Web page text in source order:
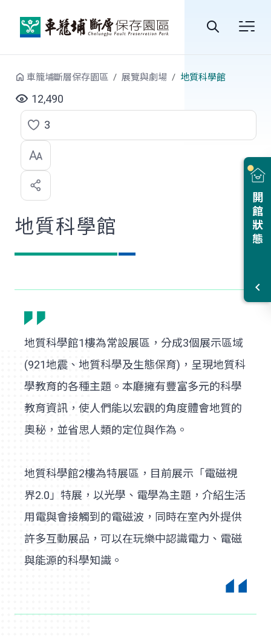
站
尋
開館狀態
車籠埔斷層保存園區 展覽與劇場 地質科學館
12,490
點
選
喜
歡
3
地質科學館
地質科學館1樓為常設展區，分成3個展示區域
(921地震、地質科學及生態保育)，呈現地質科
學教育的各種主題。本廳擁有豐富多元的科學
教育資訊，使人們能以宏觀的角度體會地質的
奧秘，並省思人類的定位與作為。
地質科學館2樓為特展區，目前展示「電磁視
界2.0」特展，以光學、電學為主題，介紹生活
用電與會接觸到的電磁波，同時在室內外提供
許多互動展品，可以在玩樂中認識電力、電磁
與能源的科學知識。